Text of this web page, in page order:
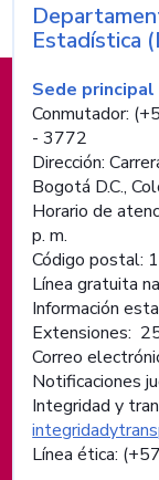
Nombre
Estadística
Sede principal
Conmutador:
- 3772
Dirección:
Bogotá D.C.,
Horario de
p. m.
Código postal:
Línea gratuita
Información
Extensiones:
Correo
Notificaciones
Integridad y
Línea ética: